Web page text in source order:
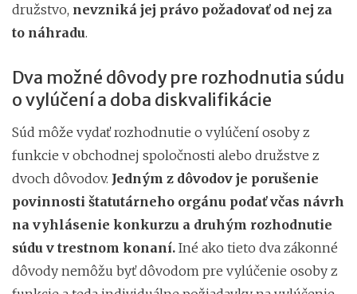
družstvo, nevzniká jej právo požadovať od nej za
to náhradu.
Dva možné dôvody pre rozhodnutia súdu
o vylúčení a doba diskvalifikácie
Súd môže vydať rozhodnutie o vylúčení osoby z
funkcie v obchodnej spoločnosti alebo družstve z
dvoch dôvodov. Jedným z dôvodov je porušenie
povinnosti štatutárneho orgánu podať včas návrh
na vyhlásenie konkurzu a druhým rozhodnutie
súdu v trestnom konaní. Iné ako tieto dva zákonné
dôvody nemôžu byť dôvodom pre vylúčenie osoby z